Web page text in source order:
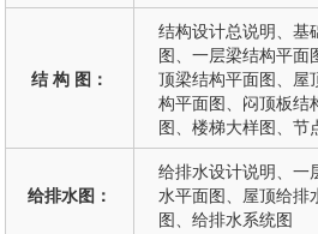
结 构 图：
结构设计总说明、基
图、一层梁结构平面
顶梁结构平面图、屋
构平面图、闷顶板结
图、楼梯大样图、节
给排水图：
给排水设计说明、一
水平面图、屋顶给排
图、给排水系统图